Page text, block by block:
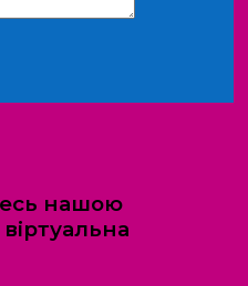
нашою